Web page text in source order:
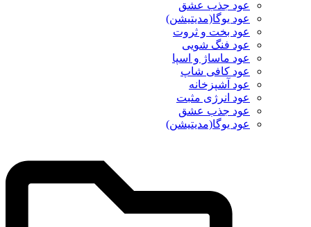
عود جذب عشق
عود یوگا(مدیتیشن)
عود بخت و ثروت
عود فنگ شویی
عود ماساژ و اسپا
عود کافی شاپ
عود آشپزخانه
عود انرژی مثبت
عود جذب عشق
عود یوگا(مدیتیشن)